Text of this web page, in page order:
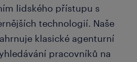
lidského přístupu s
technologií. Naše
klasické agenturní
pracovníků na